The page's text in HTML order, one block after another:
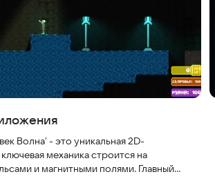
Волна' - это уникальная 2D-
механика строится на
и магнитными полями. Главный